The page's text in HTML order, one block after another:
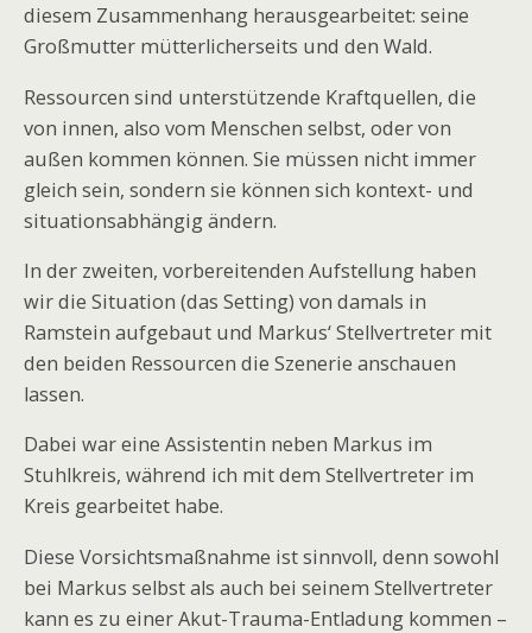
diesem Zusammenhang herausgearbeitet: seine
Großmutter mütterlicherseits und den Wald.
Ressourcen sind unterstützende Kraftquellen, die
von innen, also vom Menschen selbst, oder von
außen kommen können. Sie müssen nicht immer
gleich sein, sondern sie können sich kontext- und
situationsabhängig ändern.
In der zweiten, vorbereitenden Aufstellung haben
wir die Situation (das Setting) von damals in
Ramstein aufgebaut und Markus‘ Stellvertreter mit
den beiden Ressourcen die Szenerie anschauen
lassen.
Dabei war eine Assistentin neben Markus im
Stuhlkreis, während ich mit dem Stellvertreter im
Kreis gearbeitet habe.
Diese Vorsichtsmaßnahme ist sinnvoll, denn sowohl
bei Markus selbst als auch bei seinem Stellvertreter
kann es zu einer Akut-Trauma-Entladung kommen –